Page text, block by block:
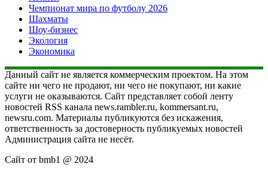
Чемпионат мира по футболу 2026
Шахматы
Шоу-бизнес
Экология
Экономика
Данный сайт не является коммерческим проектом. На этом
сайте ни чего не продают, ни чего не покупают, ни какие
услуги не оказываются. Сайт представляет собой ленту
новостей RSS канала news.rambler.ru, kommersant.ru,
newsru.com. Материалы публикуются без искажения,
ответственность за достоверность публикуемых новостей
Администрация сайта не несёт.
Сайт от bmb1 @ 2024